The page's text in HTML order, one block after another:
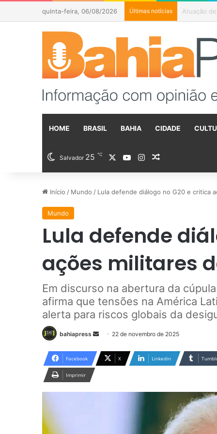
quinta-feira, 06/08/2026 Últimas notícias CNJ
HOME BRASIL BAHIA CIDADE
Salvador 25 ℃ YouTubeInstagram
Início / Mundo / Lula defende diálogo no G20 e critica
Mundo
Lula defende
ações militares
Em discurso na abertura da
afirma que tensões na América
alerta para riscos globais da
bahiapress
n
u
22 de novembro de 2025
Facebook X Linkedin
Imprimir